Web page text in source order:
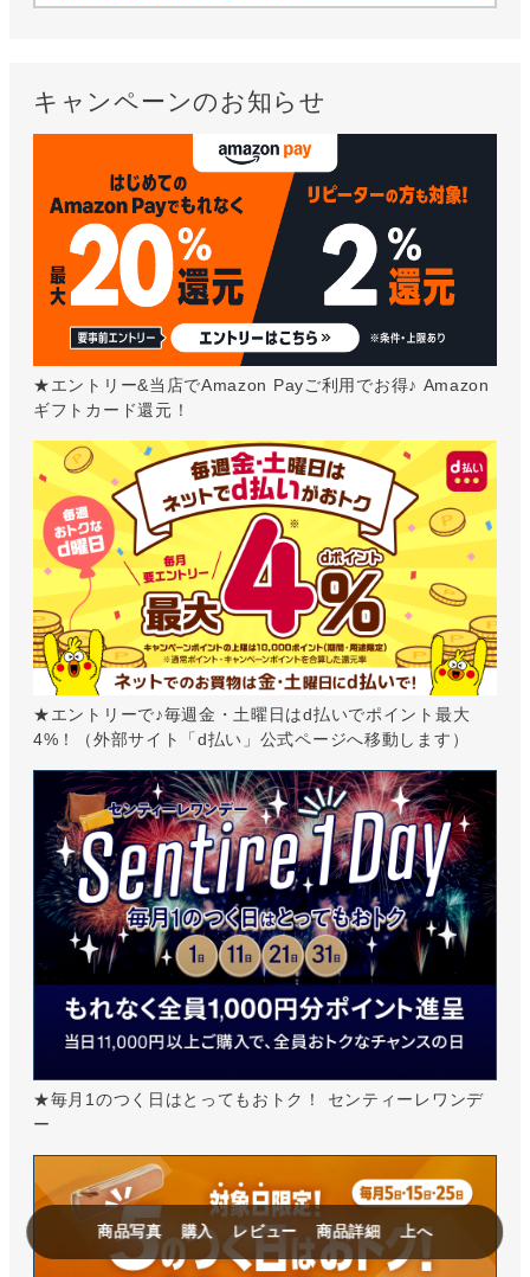
キャンペーンのお知らせ
★エントリー&当店でAmazon Payご利用でお得♪ Amazon
ギフトカード還元！
★エントリーで♪毎週金・土曜日はd払いでポイント最大
4%！（外部サイト「d払い」公式ページへ移動します）
★毎月1のつく日はとってもおトク！ センティーレワンデ
ー
商品写真 購入 レビュー 商品詳細 上へ